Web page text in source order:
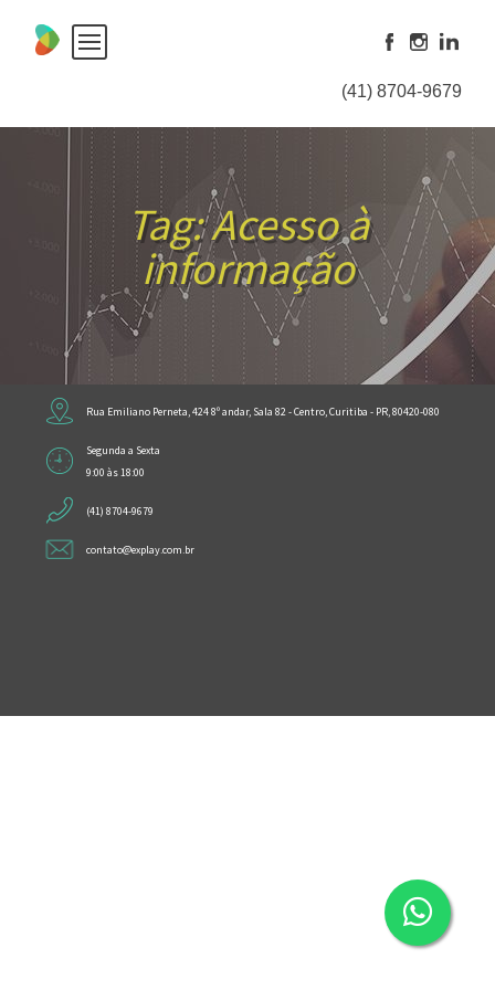
content
(41) 8704-9679
Tag:Acesso à
informação
Rua Emiliano Perneta, 424 8º andar, Sala 82 - Centro, Curitiba - PR, 80420-080
Segunda a Sexta
9:00 às 18:00
(41) 8704-9679
contato@explay.com.br